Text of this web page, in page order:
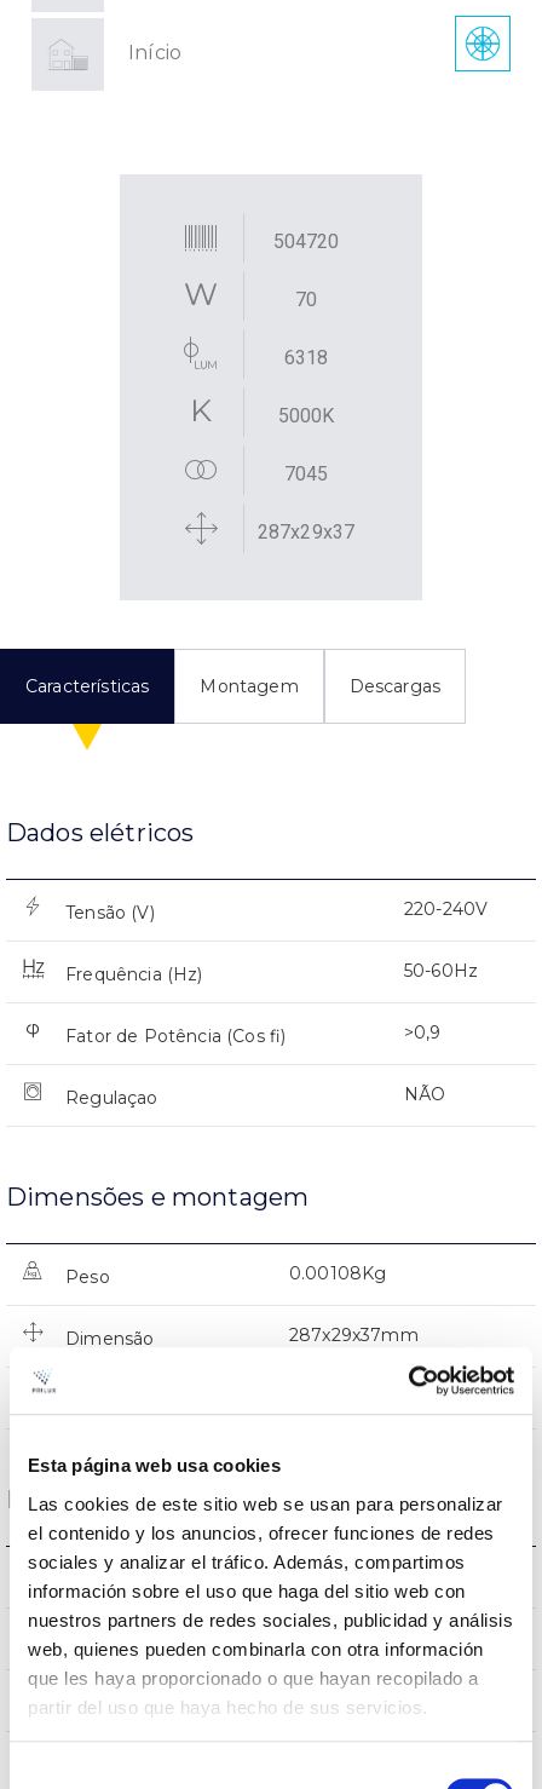
Esta página web usa cookies
Las cookies de este sitio web se usan para personalizar
el contenido y los anuncios, ofrecer funciones de redes
sociales y analizar el tráfico. Además, compartimos
información sobre el uso que haga del sitio web con
nuestros partners de redes sociales, publicidad y análisis
web, quienes pueden combinarla con otra información
que les haya proporcionado o que hayan recopilado a
partir del uso que haya hecho de sus servicios.
Início
504720
70
6318
5000K
7045
287x29x37
Características Montagem Descargas
Dados elétricos
Tensão (V) 220-240V
Frequência (Hz) 50-60Hz
Fator de Potência (Cos fi) >0,9
Regulaçao NÃO
Dimensões e montagem
Peso 0.00108Kg
Dimensão 287x29x37mm
Dados ópticos
Temperatura de cor
CRI Índice de repr. cromática 80
Angulo de abertura